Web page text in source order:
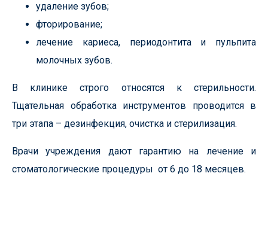
удаление зубов;
фторирование;
лечение кариеса, периодонтита и пульпита
молочных зубов.
В клинике строго относятся к стерильности.
Тщательная обработка инструментов проводится в
три этапа – дезинфекция, очистка и стерилизация.
Врачи учреждения дают гарантию на лечение и
стоматологические процедуры от 6 до 18 месяцев.